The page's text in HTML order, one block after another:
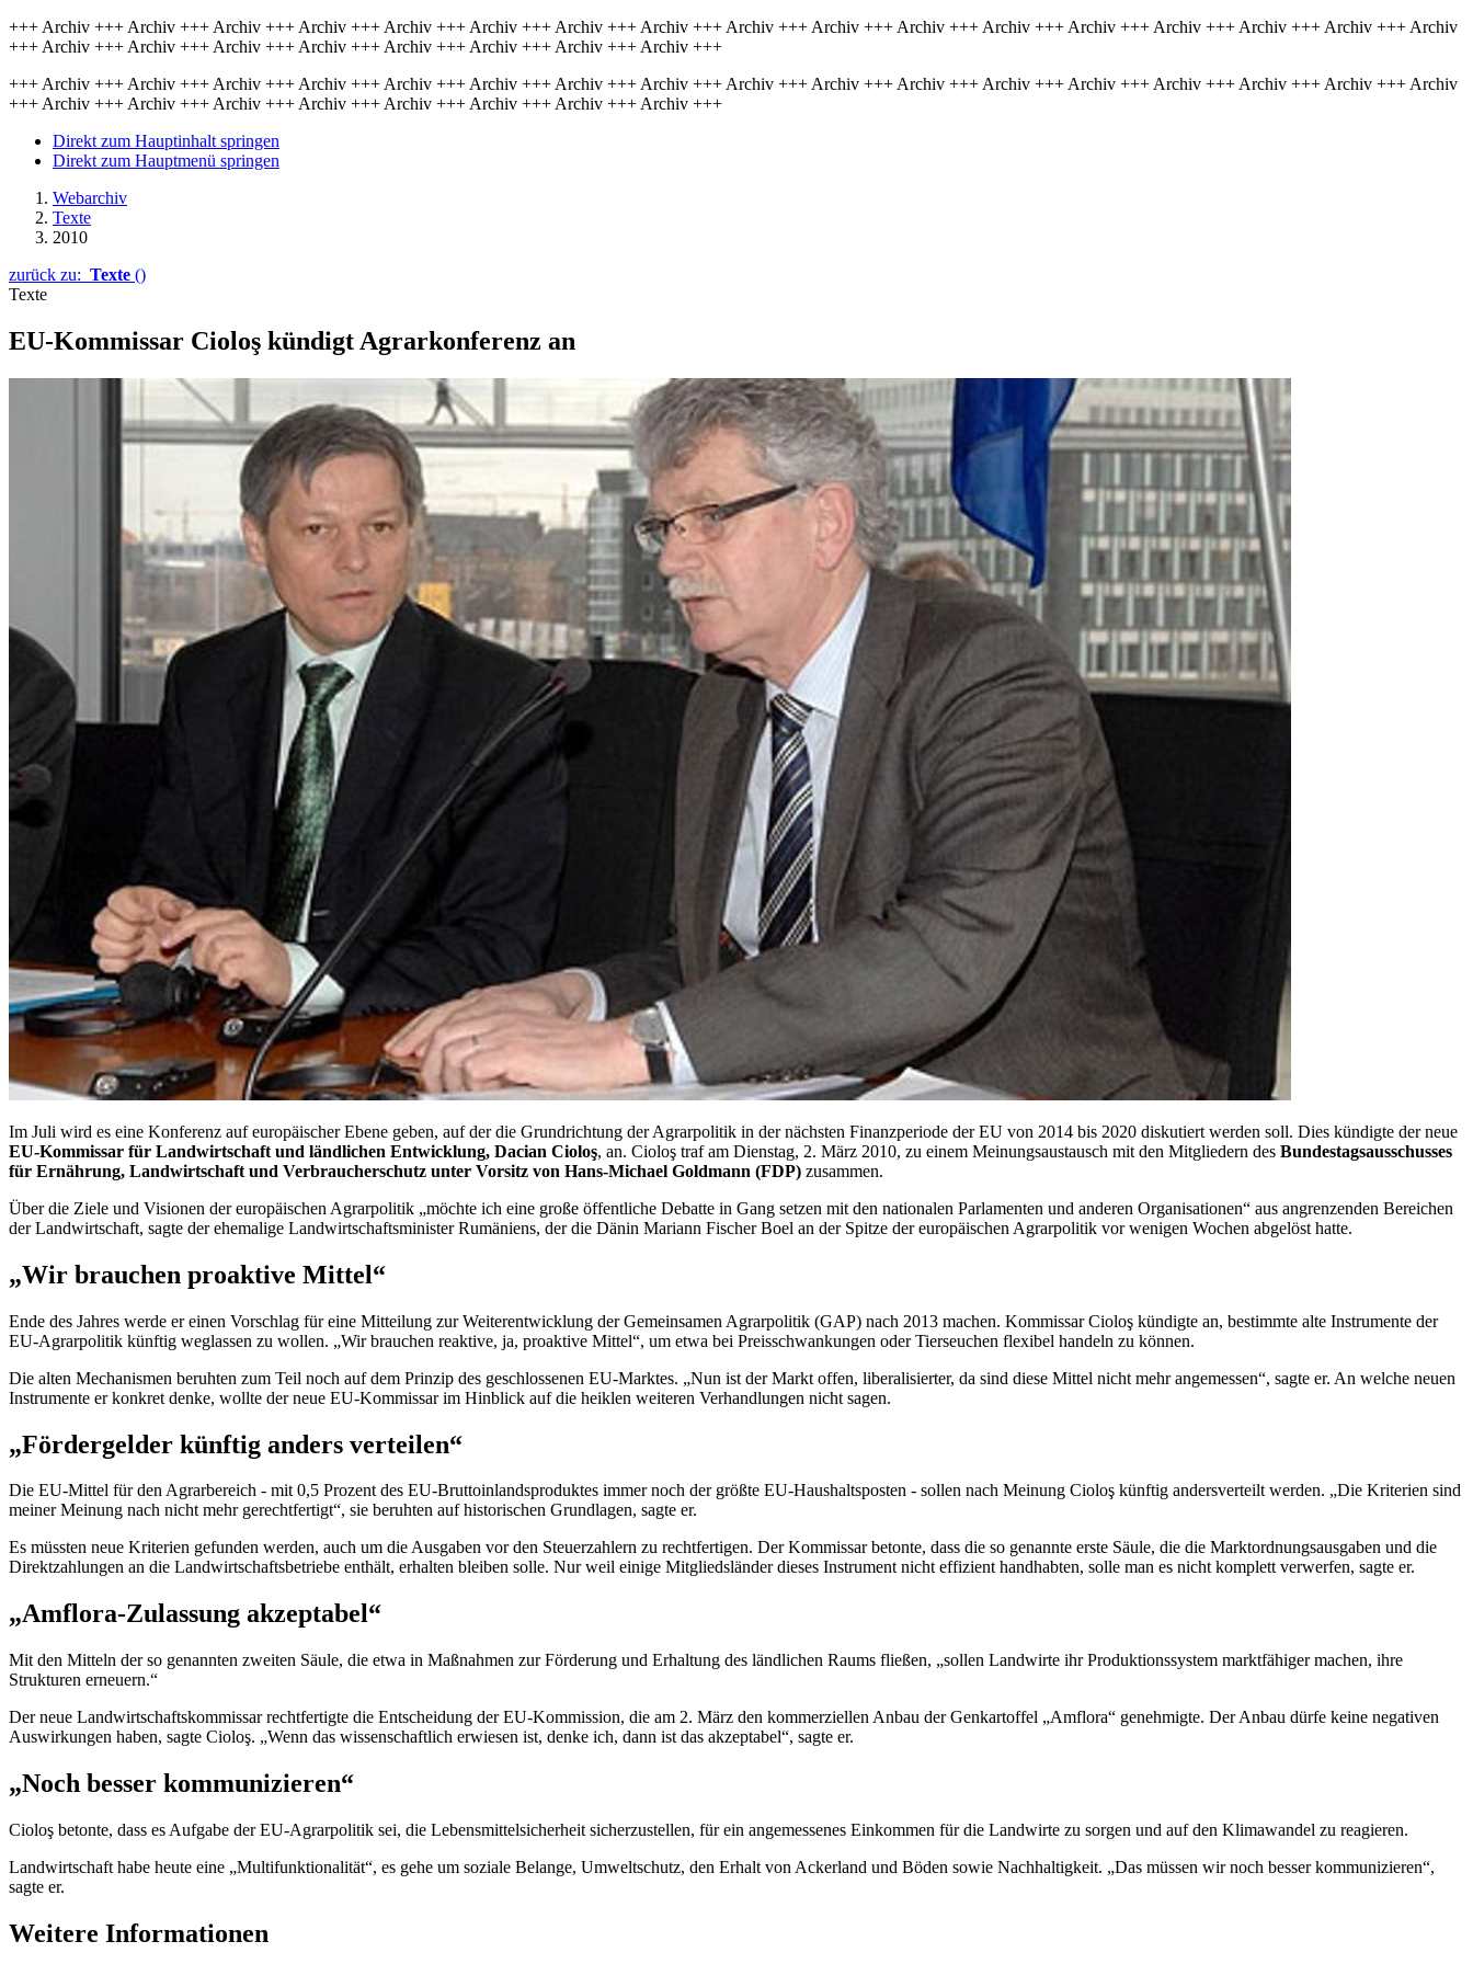
+++ Archiv +++ Archiv +++ Archiv +++ Archiv +++ Archiv +++ Archiv +++ Archiv +++ Archiv +++ Archiv +++ Archiv +++ Archiv +++ Archiv +++ Archiv +++ Archiv +++ Archiv +++ Archiv +++ Archiv
+++ Archiv +++ Archiv +++ Archiv +++ Archiv +++ Archiv +++ Archiv +++ Archiv +++ Archiv +++
+++ Archiv +++ Archiv +++ Archiv +++ Archiv +++ Archiv +++ Archiv +++ Archiv +++ Archiv +++ Archiv +++ Archiv +++ Archiv +++ Archiv +++ Archiv +++ Archiv +++ Archiv +++ Archiv +++ Archiv
+++ Archiv +++ Archiv +++ Archiv +++ Archiv +++ Archiv +++ Archiv +++ Archiv +++ Archiv +++
Direkt zum Hauptinhalt springen
Direkt zum Hauptmenü springen
Webarchiv
Texte
2010
zurück zu: Texte ()
Texte
EU-Kommissar Cioloş kündigt Agrarkonferenz an
Im Juli wird es eine Konferenz auf europäischer Ebene geben, auf der die Grundrichtung der Agrarpolitik in der nächsten Finanzperiode der EU von 2014 bis 2020 diskutiert werden soll. Dies kündigte der neue
EU-Kommissar für Landwirtschaft und ländlichen Entwicklung, Dacian Cioloş, an. Cioloş traf am Dienstag, 2. März 2010, zu einem Meinungsaustausch mit den Mitgliedern des Bundestagsausschusses
für Ernährung, Landwirtschaft und Verbraucherschutz unter Vorsitz von Hans-Michael Goldmann (FDP) zusammen.
Über die Ziele und Visionen der europäischen Agrarpolitik „möchte ich eine große öffentliche Debatte in Gang setzen mit den nationalen Parlamenten und anderen Organisationen“ aus angrenzenden Bereichen
der Landwirtschaft, sagte der ehemalige Landwirtschaftsminister Rumäniens, der die Dänin Mariann Fischer Boel an der Spitze der europäischen Agrarpolitik vor wenigen Wochen abgelöst hatte.
„Wir brauchen proaktive Mittel“
Ende des Jahres werde er einen Vorschlag für eine Mitteilung zur Weiterentwicklung der Gemeinsamen Agrarpolitik (GAP) nach 2013 machen. Kommissar Cioloş kündigte an, bestimmte alte Instrumente der
EU-Agrarpolitik künftig weglassen zu wollen. „Wir brauchen reaktive, ja, proaktive Mittel“, um etwa bei Preisschwankungen oder Tierseuchen flexibel handeln zu können.
Die alten Mechanismen beruhten zum Teil noch auf dem Prinzip des geschlossenen EU-Marktes. „Nun ist der Markt offen, liberalisierter, da sind diese Mittel nicht mehr angemessen“, sagte er. An welche neuen
Instrumente er konkret denke, wollte der neue EU-Kommissar im Hinblick auf die heiklen weiteren Verhandlungen nicht sagen.
„Fördergelder künftig anders verteilen“
Die EU-Mittel für den Agrarbereich - mit 0,5 Prozent des EU-Bruttoinlandsproduktes immer noch der größte EU-Haushaltsposten - sollen nach Meinung Cioloş künftig andersverteilt werden. „Die Kriterien sind
meiner Meinung nach nicht mehr gerechtfertigt“, sie beruhten auf historischen Grundlagen, sagte er.
Es müssten neue Kriterien gefunden werden, auch um die Ausgaben vor den Steuerzahlern zu rechtfertigen. Der Kommissar betonte, dass die so genannte erste Säule, die die Marktordnungsausgaben und die
Direktzahlungen an die Landwirtschaftsbetriebe enthält, erhalten bleiben solle. Nur weil einige Mitgliedsländer dieses Instrument nicht effizient handhabten, solle man es nicht komplett verwerfen, sagte er.
„Amflora-Zulassung akzeptabel“
Mit den Mitteln der so genannten zweiten Säule, die etwa in Maßnahmen zur Förderung und Erhaltung des ländlichen Raums fließen, „sollen Landwirte ihr Produktionssystem marktfähiger machen, ihre
Strukturen erneuern.“
Der neue Landwirtschaftskommissar rechtfertigte die Entscheidung der EU-Kommission, die am 2. März den kommerziellen Anbau der Genkartoffel „Amflora“ genehmigte. Der Anbau dürfe keine negativen
Auswirkungen haben, sagte Cioloş. „Wenn das wissenschaftlich erwiesen ist, denke ich, dann ist das akzeptabel“, sagte er.
„Noch besser kommunizieren“
Cioloş betonte, dass es Aufgabe der EU-Agrarpolitik sei, die Lebensmittelsicherheit sicherzustellen, für ein angemessenes Einkommen für die Landwirte zu sorgen und auf den Klimawandel zu reagieren.
Landwirtschaft habe heute eine „Multifunktionalität“, es gehe um soziale Belange, Umweltschutz, den Erhalt von Ackerland und Böden sowie Nachhaltigkeit. „Das müssen wir noch besser kommunizieren“,
sagte er.
Weitere Informationen